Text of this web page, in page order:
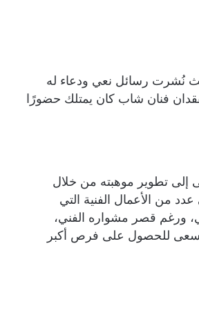
نُشرت رسائل نعي ودعاء له
فنان شاب كان يمتلك حضورًا
إلى تطوير موهبته من خلال
من الأعمال الفنية التي
ورغم قصر مشواره الفني،
يسعى للحصول على فرص أكبر